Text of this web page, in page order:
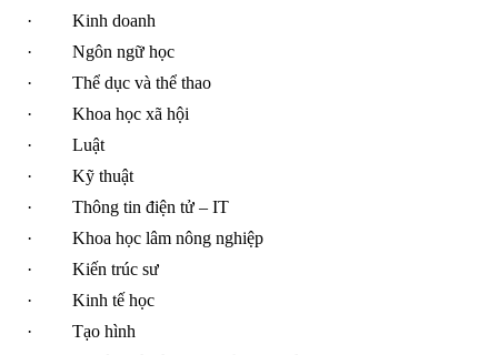
·
Kinh doanh
·
Ngôn ngữ học
·
Thể dục và thể thao
·
Khoa học xã hội
·
Luật
·
Kỹ thuật
·
Thông tin điện tử – IT
·
Khoa học lâm nông nghiệp
·
Kiến trúc sư
·
Kinh tế học
·
Tạo hình